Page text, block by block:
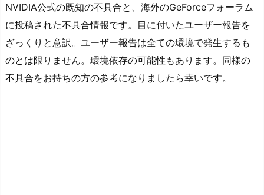
NVIDIA公式の既知の不具合と、海外のGeForceフォーラム
に投稿された不具合情報です。目に付いたユーザー報告を
ざっくりと意訳。ユーザー報告は全ての環境で発生するも
のとは限りません。環境依存の可能性もあります。同様の
不具合をお持ちの方の参考になりましたら幸いです。